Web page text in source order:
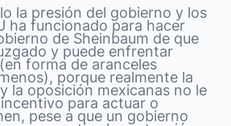
la presión del gobierno y los
ha funcionado para hacer
de Sheinbaum de que
y puede enfrentar
forma de aranceles
porque realmente la
la oposición mexicanas no le
para actuar o
pese a que un gobierno